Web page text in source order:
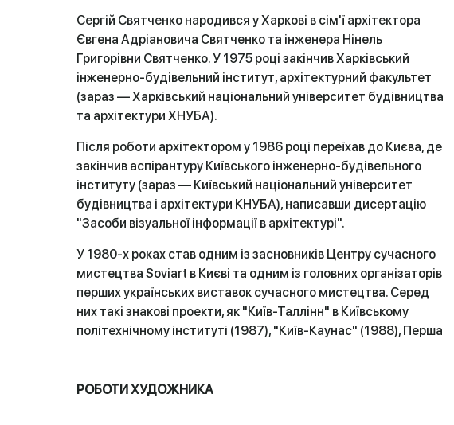
Сергій Святченко народився у Харкові в сім'ї архітектора
Євгена Адріановича Святченко та інженера Нінель
Григорівни Святченко. У 1975 році закінчив Харківський
інженерно-будівельний інститут, архітектурний факультет
(зараз — Харківський національний університет будівництва
та архітектури ХНУБА).
Після роботи архітектором у 1986 році переїхав до Києва, де
закінчив аспірантуру Київського інженерно-будівельного
інституту (зараз — Київський національний університет
будівництва і архітектури КНУБА), написавши дисертацію
"Засоби візуальної інформації в архітектурі".
У 1980-х роках став одним із засновників Центру сучасного
мистецтва Soviart в Києві та одним із головних організаторів
перших українських виставок сучасного мистецтва. Серед
них такі знакові проекти, як "Київ-Таллінн" в Київському
політехнічному інституті (1987), "Київ-Каунас" (1988), Перша
РОБОТИ ХУДОЖНИКА